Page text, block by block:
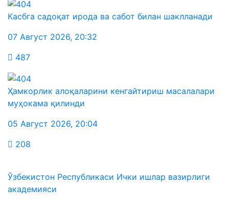
Касбга садоқат ирода ва сабот билан шаклланади
07 Август 2026, 20:32
487
Ҳамкорлик алоқаларини кенгайтириш масалалари
муҳокама қилинди
05 Август 2026, 20:04
208
Ўзбекистон Республикаси Ички ишлар вазирлиги
академияси